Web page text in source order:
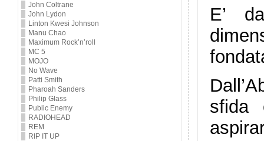
John Coltrane
John Lydon
Linton Kwesi Johnson
Manu Chao
Maximum Rock’n’roll
MC 5
MOJO
No Wave
Patti Smith
Pharoah Sanders
Philip Glass
Public Enemy
RADIOHEAD
REM
RIP IT UP
E’
sfida